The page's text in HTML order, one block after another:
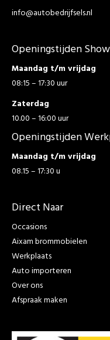
info@autobedrijfsels.nl
Openingstijden
Maandag t/m vrijdag
08:15 – 17:30 uur
Zaterdag
10.00 – 16:00 uur
Openingstijden
Maandag t/m vrijdag
08.15 – 17:30 u
Direct Naar
Occasions
Aixam brommobielen
Werkplaats
Auto importeren
Over ons
Afspraak maken